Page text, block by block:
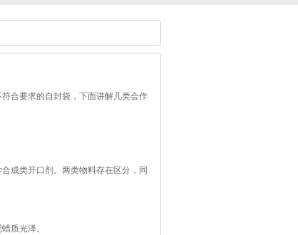
合要求的自封袋，下面讲解几类会作
成类开口剂。两类物料存在区分，同
质光泽。